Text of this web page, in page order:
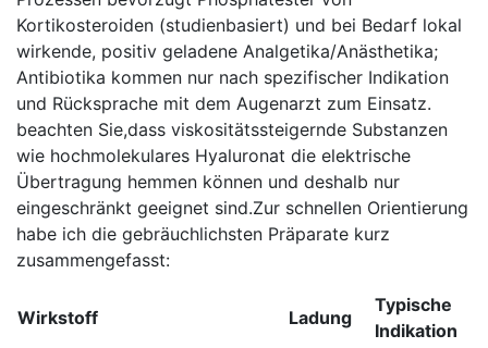
Kortikosteroiden (studienbasiert) und bei Bedarf lokal‍
wirkende, positiv geladene Analgetika/Anästhetika;⁣
Antibiotika kommen nur nach spezifischer Indikation
und Rücksprache mit dem⁣ Augenarzt zum Einsatz.
beachten Sie,dass viskositätssteigernde‌ Substanzen
⁢wie hochmolekulares Hyaluronat die elektrische
Übertragung hemmen⁤ können und deshalb‌ nur
eingeschränkt geeignet sind.Zur schnellen Orientierung
habe ich die gebräuchlichsten Präparate kurz
zusammengefasst:
Wirkstoff Ladung
Typische‌
Indikation